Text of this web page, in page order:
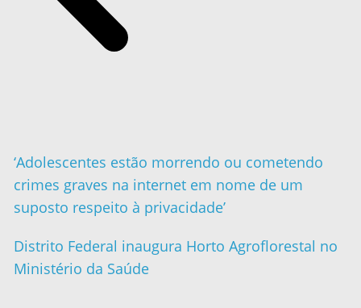
‘Adolescentes estão morrendo ou cometendo
crimes graves na internet em nome de um
suposto respeito à privacidade’
Distrito Federal inaugura Horto Agroflorestal no
Ministério da Saúde